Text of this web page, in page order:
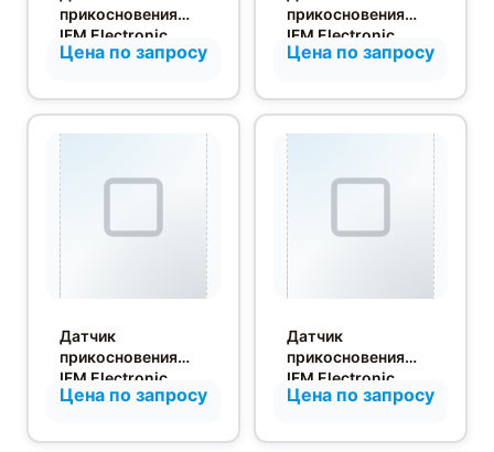
прикосновения
IFM Electronic
KT5106
Цена по запросу
прикосновения
IFM Electronic
KT5005
Цена по запросу
Датчик
прикосновения
IFM Electronic
KT5309
Цена по запросу
Датчик
прикосновения
IFM Electronic
KT5111
Цена по запросу